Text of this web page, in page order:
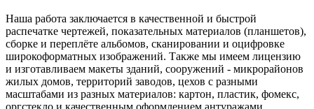
Наша работа заключается в качественной и быстрой
распечатке чертежей, показательных материалов (планшетов),
сборке и переплёте альбомов, сканировании и оцифровке
широкоформатных изображений. Также мы имеем лицензию
и изготавливаем макеты зданий, сооружений - микрорайонов
жилых домов, территорий заводов, цехов с разными
масштабами из разных материалов: картон, пластик, фомекс,
оргстекло и качественным оформлением антуражами